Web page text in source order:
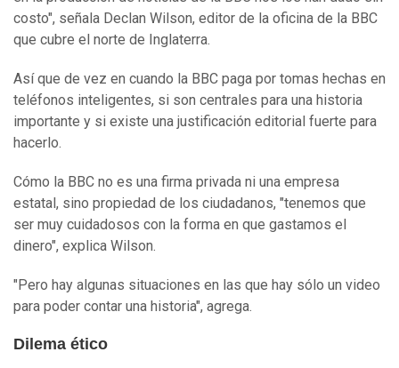
costo", señala Declan Wilson, editor de la oficina de la BBC
que cubre el norte de Inglaterra.
Así que de vez en cuando la BBC paga por tomas hechas en
teléfonos inteligentes, si son centrales para una historia
importante y si existe una justificación editorial fuerte para
hacerlo.
Cómo la BBC no es una firma privada ni una empresa
estatal, sino propiedad de los ciudadanos, "tenemos que
ser muy cuidadosos con la forma en que gastamos el
dinero", explica Wilson.
"Pero hay algunas situaciones en las que hay sólo un video
para poder contar una historia", agrega.
Dilema ético